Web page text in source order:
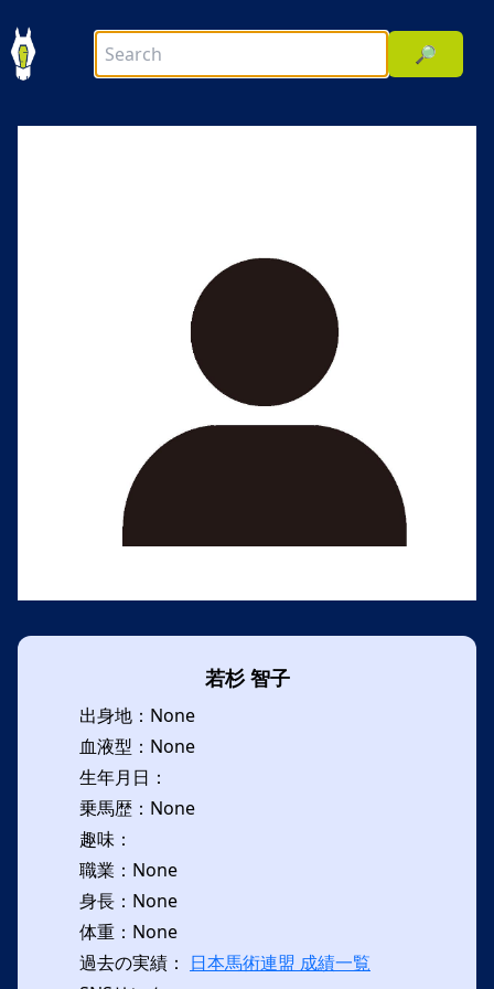
🔎
若杉 智子
出身地：None
血液型：None
生年月日：
乗馬歴：None
趣味：
職業：None
身長：None
体重：None
過去の実績： 日本馬術連盟 成績一覧